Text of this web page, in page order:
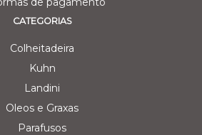
CATEGORIAS
Colheitadeira
Kuhn
Landini
Oleos e Graxas
Parafusos